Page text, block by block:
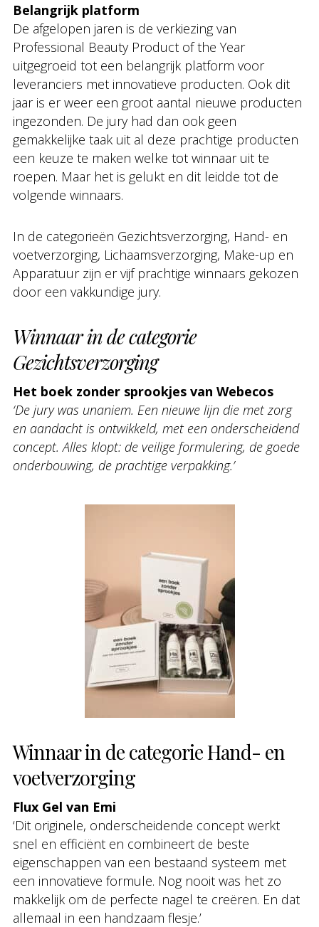
Belangrijk platform
De afgelopen jaren is de verkiezing van
Professional Beauty Product of the Year
uitgegroeid tot een belangrijk platform voor
leveranciers met innovatieve producten. Ook dit
jaar is er weer een groot aantal nieuwe producten
ingezonden. De jury had dan ook geen
gemakkelijke taak uit al deze prachtige producten
een keuze te maken welke tot winnaar uit te
roepen. Maar het is gelukt en dit leidde tot de
volgende winnaars.
In de categorieën Gezichtsverzorging, Hand- en
voetverzorging, Lichaamsverzorging, Make-up en
Apparatuur zijn er vijf prachtige winnaars gekozen
door een vakkundige jury.
Winnaar in de categorie
Gezichtsverzorging
Het boek zonder sprookjes van Webecos
‘De jury was unaniem. Een nieuwe lijn die met zorg
en aandacht is ontwikkeld, met een onderscheidend
concept. Alles klopt: de veilige formulering, de goede
onderbouwing, de prachtige verpakking.’
Winnaar in de categorie Hand- en
voetverzorging
Flux Gel van Emi
‘Dit originele, onderscheidende concept werkt
snel en efficiënt en combineert de beste
eigenschappen van een bestaand systeem met
een innovatieve formule. Nog nooit was het zo
makkelijk om de perfecte nagel te creëren. En dat
allemaal in een handzaam flesje.’